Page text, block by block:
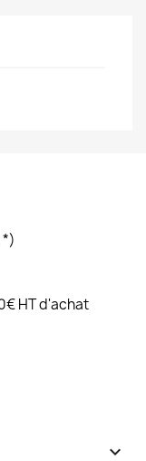
HT d'achat
